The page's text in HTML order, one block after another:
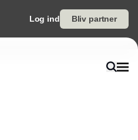
Log ind Bliv partner